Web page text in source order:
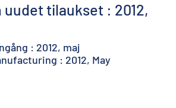
uudet tilaukset : 2012,
: 2012, maj
: 2012, May